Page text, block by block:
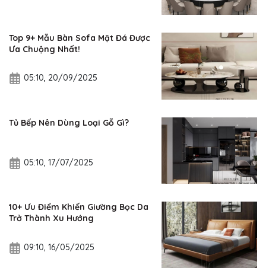
Top 9+ Mẫu Bàn Sofa Mặt Đá Được
Ưa Chuộng Nhất!
05:10, 20/09/2025
Tủ Bếp Nên Dùng Loại Gỗ Gì?
05:10, 17/07/2025
10+ Ưu Điểm Khiến Giường Bọc Da
Trở Thành Xu Hướng
09:10, 16/05/2025